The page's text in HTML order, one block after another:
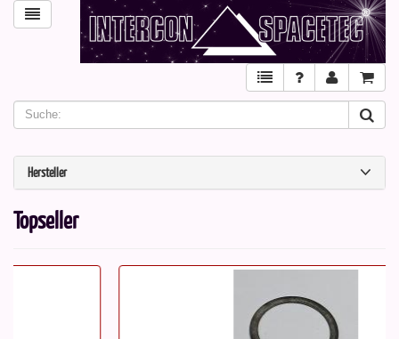
Hersteller
Topseller